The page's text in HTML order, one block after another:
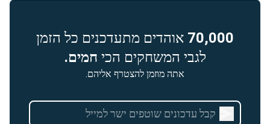
70,000 אוהדים מתעדכנים כל הזמן
לגבי המשחקים הכי חמים.
אתה מוזמן להצטרף אליהם.